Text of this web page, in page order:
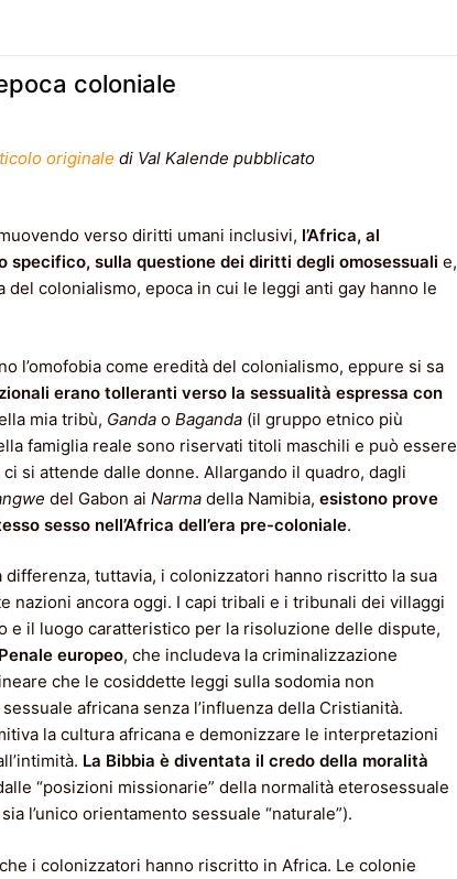
coloniale
originale di Val Kalende pubblicato
verso diritti umani inclusivi, l’Africa, al
specifico, sulla questione dei diritti degli omosessuali e,
colonialismo, epoca in cui le leggi anti gay hanno le
l’omofobia come eredità del colonialismo, eppure si sa
erano tolleranti verso la sessualità espressa con
mia tribù, Ganda o Baganda (il gruppo etnico più
famiglia reale sono riservati titoli maschili e può essere
si attende dalle donne. Allargando il quadro, dagli
del Gabon ai Narma della Namibia, esistono prove
sesso nell’Africa dell’era pre-coloniale.
differenza, tuttavia, i colonizzatori hanno riscritto la sua
nazioni ancora oggi. I capi tribali e i tribunali dei villaggi
e il luogo caratteristico per la risoluzione delle dispute,
europeo, che includeva la criminalizzazione
che le cosiddette leggi sulla sodomia non
africana senza l’influenza della Cristianità.
la cultura africana e demonizzare le interpretazioni
La Bibbia è diventata il credo della moralità
“posizioni missionarie” della normalità eterosessuale
l’unico orientamento sessuale “naturale”).
i colonizzatori hanno riscritto in Africa. Le colonie